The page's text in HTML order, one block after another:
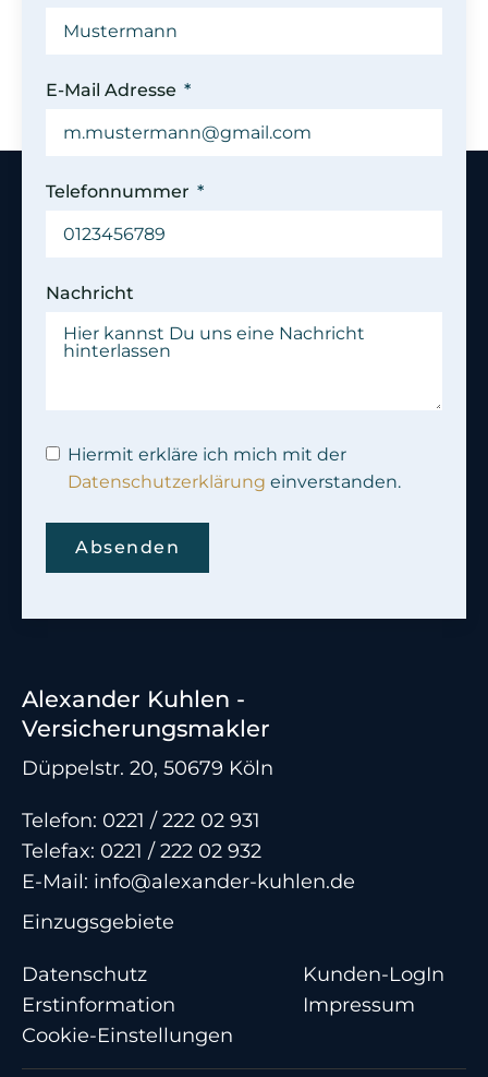
E-Mail Adresse
Telefonnummer
Nachricht
Hiermit erkläre ich mich mit der
Datenschutzerklärung einverstanden.
Absenden
Alexander Kuhlen -
Versicherungsmakler
Düppelstr. 20, 50679 Köln
Telefon: 0221 / 222 02 931
Telefax: 0221 / 222 02 932
E-Mail: info@alexander-kuhlen.de
Einzugsgebiete
Datenschutz
Kunden-LogIn
Erstinformation
Impressum
Cookie-Einstellungen